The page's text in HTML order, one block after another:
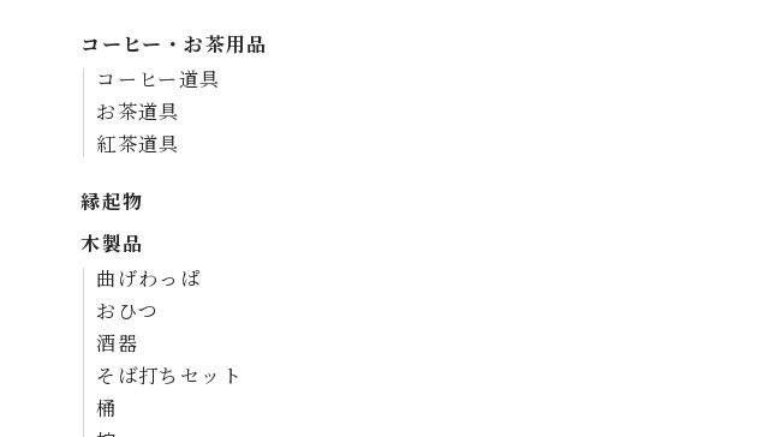
コーヒー・お茶用品
コーヒー道具
お茶道具
紅茶道具
縁起物
木製品
曲げわっぱ
おひつ
酒器
そば打ちセット
桶